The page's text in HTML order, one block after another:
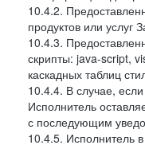
10.4.2.
продуктов или услуг
10.4.3.
скрипты: java-script,
каскадных таблиц
10.4.4. В случае,
Исполнитель
с последующим
10.4.5. Исполнитель